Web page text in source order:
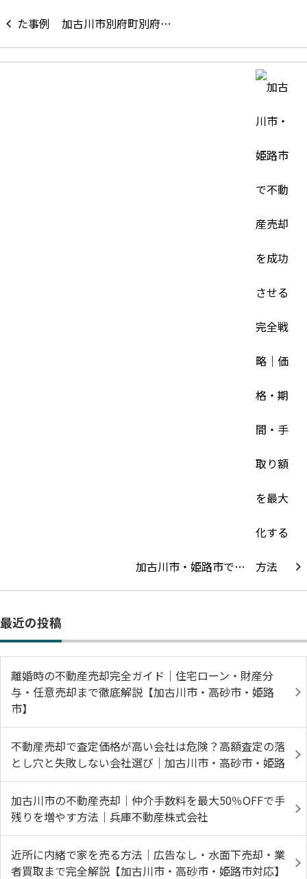
加古川市別府町別府…
加古川市・姫路市で…
最近の投稿
離婚時の不動産売却完全ガイド｜住宅ローン・財産分
与・任意売却まで徹底解説【加古川市・高砂市・姫路
市】
不動産売却で査定価格が高い会社は危険？高額査定の落
とし穴と失敗しない会社選び｜加古川市・高砂市・姫路
加古川市の不動産売却｜仲介手数料を最大50％OFFで手
残りを増やす方法｜兵庫不動産株式会社
近所に内緒で家を売る方法｜広告なし・水面下売却・業
者買取まで完全解説【加古川市・高砂市・姫路市対応】